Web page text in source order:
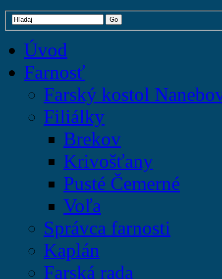
Úvod
Farnosť
Farský kostol
Filiálky
Brekov
Krivošťany
Pusté Čemerné
Voľa
Správca farnosti
Kaplán
Farská rada